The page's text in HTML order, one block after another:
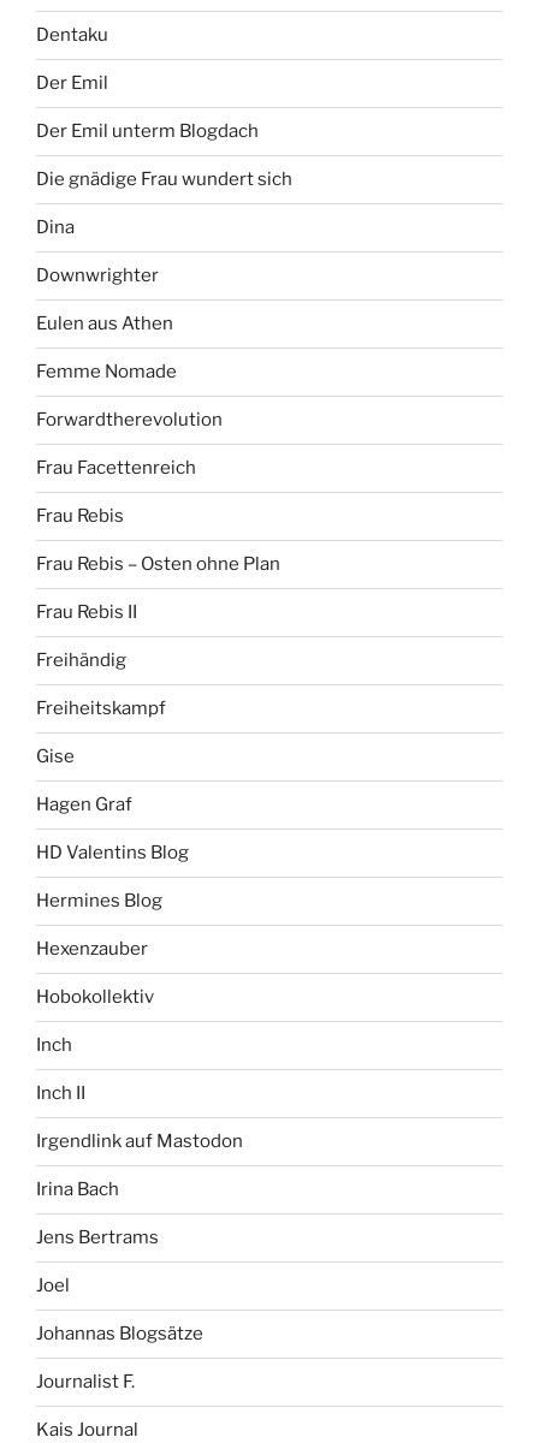
Dentaku
Der Emil
Der Emil unterm Blogdach
Die gnädige Frau wundert sich
Dina
Downwrighter
Eulen aus Athen
Femme Nomade
Forwardtherevolution
Frau Facettenreich
Frau Rebis
Frau Rebis – Osten ohne Plan
Frau Rebis II
Freihändig
Freiheitskampf
Gise
Hagen Graf
HD Valentins Blog
Hermines Blog
Hexenzauber
Hobokollektiv
Inch
Inch II
Irgendlink auf Mastodon
Irina Bach
Jens Bertrams
Joel
Johannas Blogsätze
Journalist F.
Kais Journal